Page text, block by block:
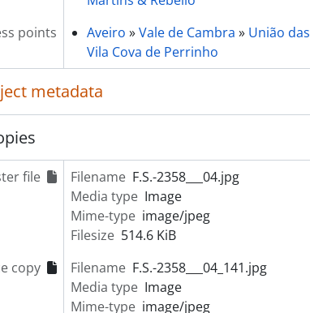
[Item] Convívio na Uniagri
[Item] Convívio na Uniagri
[Item] Convívio na Uniagri
[Item] Convívio na Uniagri
[Item] Convívio na Uniagri
[Item] Convívio na Uniagri
[Item] Convívio na Uniagri
[Item] Convívio na Uniagri
[Item] Convívio na Uniagri
[Item] Convívio na Uniagri
[Item] Convívio na Uniagri
[Item] Convívio na Uniagri
points
Aveiro »Vale de Cambra » União
Vila Cova de Perrinho
metadata
file Filename F.S.-2358___04.jpg
Media type Image
Mime-type image/jpeg
Filesize 514.6 KiB
copy
Filename F.S.-2358___04_141.jpg
Media type Image
Mime-type image/jpeg